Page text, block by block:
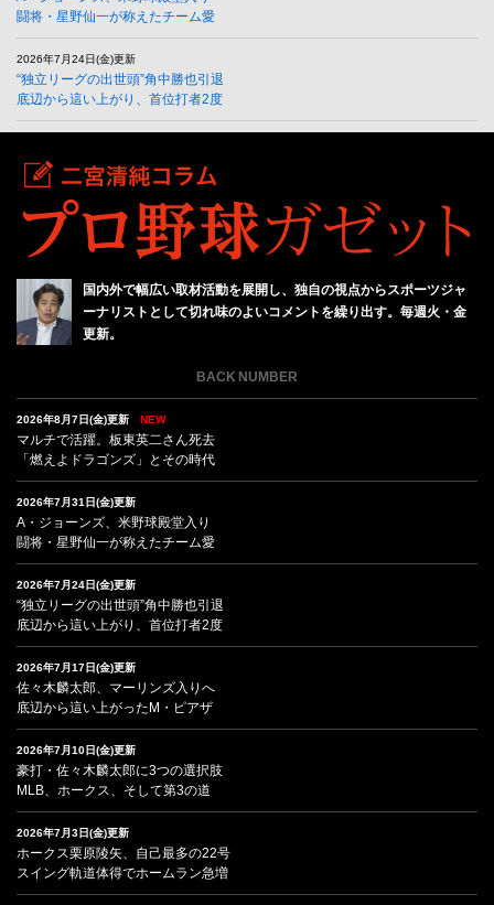
闘将・星野仙一が称えたチーム愛
2026年7月24日(金)更新
“独立リーグの出世頭”角中勝也引退
底辺から這い上がり、首位打者2度
国内外で幅広い取材活動を展開し、独自の視点からスポーツジャ
ーナリストとして切れ味のよいコメントを繰り出す。毎週火・金
更新。
BACK NUMBER
2026年8月7日(金)更新 NEW
マルチで活躍。板東英二さん死去
「燃えよドラゴンズ」とその時代
2026年7月31日(金)更新
A・ジョーンズ、米野球殿堂入り
闘将・星野仙一が称えたチーム愛
2026年7月24日(金)更新
“独立リーグの出世頭”角中勝也引退
底辺から這い上がり、首位打者2度
2026年7月17日(金)更新
佐々木麟太郎、マーリンズ入りへ
底辺から這い上がったM・ピアザ
2026年7月10日(金)更新
豪打・佐々木麟太郎に3つの選択肢
MLB、ホークス、そして第3の道
2026年7月3日(金)更新
ホークス栗原陵矢、自己最多の22号
スイング軌道体得でホームラン急増